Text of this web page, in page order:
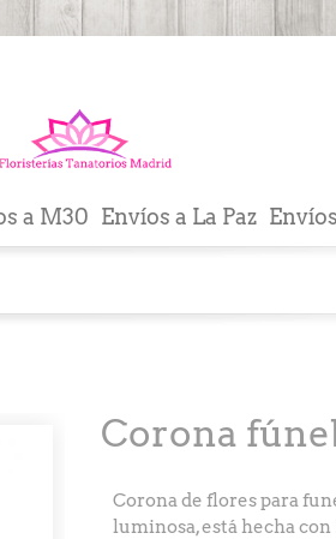
a M30 Envíos a La Paz
Corona
Corona de flores para
luminosa, está hecha con